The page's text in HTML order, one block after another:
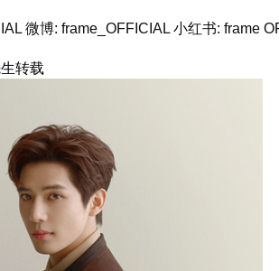
微博: frame_OFFICIAL 小红书: frame
转载